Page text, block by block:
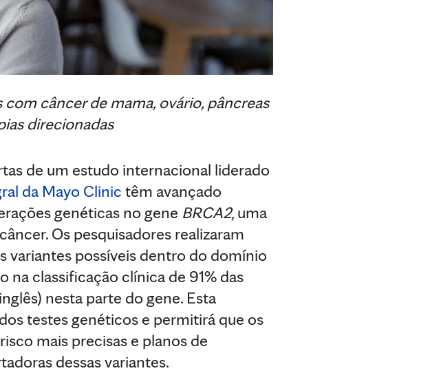
câncer de mama, ovário, pâncreas
direcionadas
de um estudo internacional liderado
da Mayo Clinic têm avançado
genéticas no gene BRCA2, uma
Os pesquisadores realizaram
variantes possíveis dentro do domínio
na classificação clínica de 91% das
nesta parte do gene. Esta
testes genéticos e permitirá que os
mais precisas e planos de
dessas variantes.